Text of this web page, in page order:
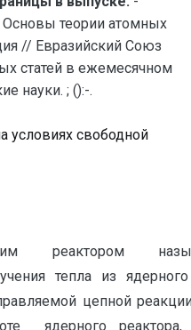
Основы теории атомных
// Евразийский Союз
статей в ежемесячном
науки. ; ():-.
условиях свободной
реактором
тепла из
цепной
ядерного